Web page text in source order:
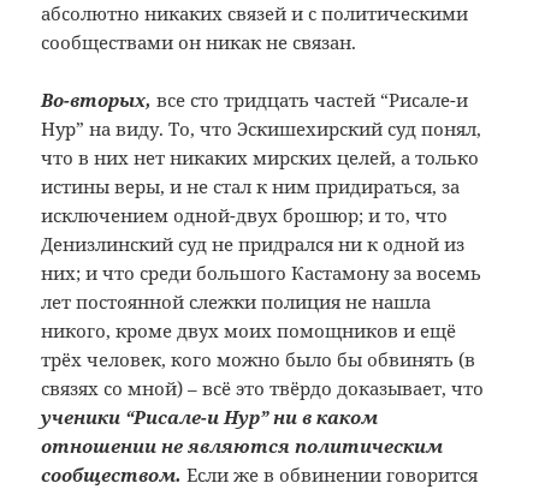
абсолютно никаких связей и с политическими
сообществами он никак не связан.
Во-вторых, все сто тридцать частей “Рисале-и
Нур” на виду. То, что Эскишехирский суд понял,
что в них нет никаких мирских целей, а только
истины веры, и не стал к ним придираться, за
исключением одной-двух брошюр; и то, что
Денизлинский суд не придрался ни к одной из
них; и что среди большого Кастамону за восемь
лет постоянной слежки полиция не нашла
никого, кроме двух моих помощников и ещё
трёх человек, кого можно было бы обвинять (в
связях со мной) – всё это твёрдо доказывает, что
ученики “Рисале-и Нур” ни в каком
отношении не являются политическим
сообществом. Если же в обвинении говорится